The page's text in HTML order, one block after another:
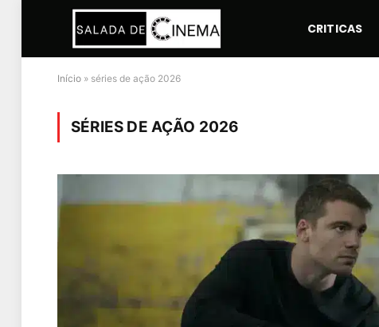
CRITICAS
Início » séries de ação 2026
SÉRIES DE AÇÃO 2026